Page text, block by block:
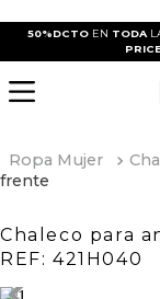
50%DCTO EN TODA
Ropa Mujer
frente
Chaleco para
REF: 421H040